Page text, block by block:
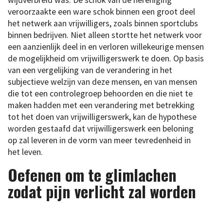
veroorzaakte een ware schok binnen een groot deel
het netwerk aan vrijwilligers, zoals binnen sportclubs
binnen bedrijven. Niet alleen stortte het netwerk voor
een aanzienlijk deel in en verloren willekeurige mensen
de mogelijkheid om vrijwilligerswerk te doen. Op basis
van een vergelijking van de verandering in het
subjectieve welzijn van deze mensen, en van mensen
die tot een controlegroep behoorden en die niet te
maken hadden met een verandering met betrekking
tot het doen van vrijwilligerswerk, kan de hypothese
worden gestaafd dat vrijwilligerswerk een beloning
op zal leveren in de vorm van meer tevredenheid in
het leven.
Oefenen om te glimlachen
zodat pijn verlicht zal worden